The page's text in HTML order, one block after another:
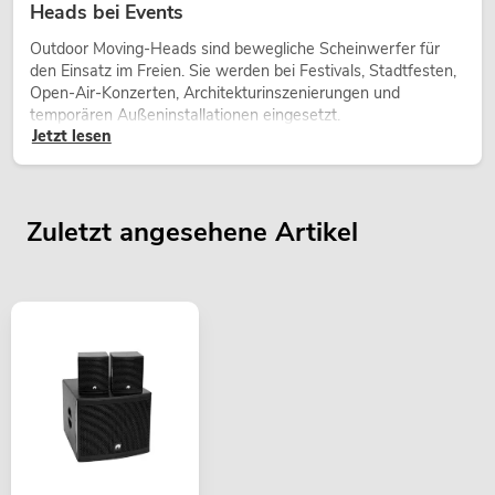
Heads bei Events
Outdoor Moving-Heads sind bewegliche Scheinwerfer für
den Einsatz im Freien. Sie werden bei Festivals, Stadtfesten,
Open-Air-Konzerten, Architekturinszenierungen und
temporären Außeninstallationen eingesetzt.
Jetzt lesen
Zuletzt angesehene Artikel